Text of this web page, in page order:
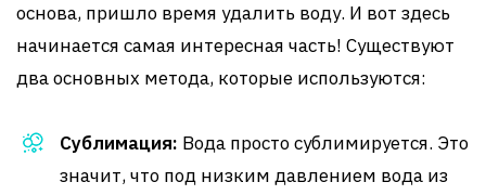
основа, пришло время удалить воду. И вот здесь
начинается самая интересная часть! Существуют
два основных метода, которые используются:
Сублимация: Вода просто сублимируется. Это
значит, что под низким давлением вода из